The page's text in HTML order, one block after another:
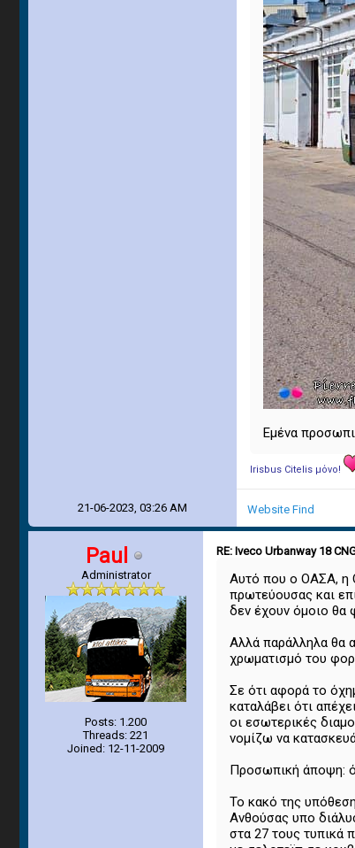
Εμένα
Irisbus Citelis μόνο!
21-06-2023, 03:26 AM Website Find
Paul
Administrator
Posts: 1.200
Threads: 221
Joined: 12-11-2009
RE: Iveco Urbanway 18
Αυτό που ο ΟΑΣΑ, η
πρωτεύουσας και
δεν έχουν όμοιο θα
Αλλά παράλληλα θα
χρωματισμό του
Σε ότι αφορά το
καταλάβει ότι
οι εσωτερικές
νομίζω να
Προσωπική άποψη:
Το κακό της
Ανθούσας υπο
στα 27 τους τυπικά